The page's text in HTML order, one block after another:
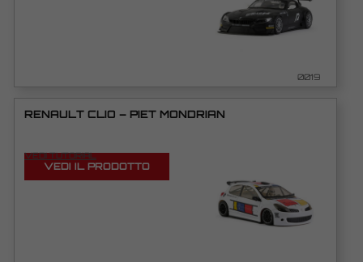
0019
RENAULT CLIO – PIET MONDRIAN
VEDI TUTORIAL
VEDI IL PRODOTTO